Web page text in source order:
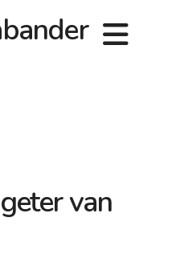
van